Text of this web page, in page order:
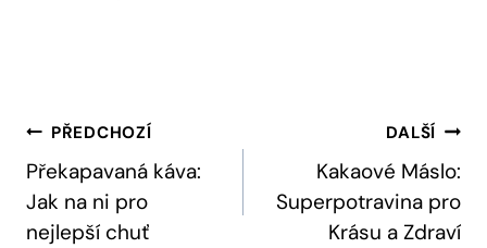
Navigace
Pro
Příspěvek
PŘEDCHOZÍ
Překapavaná káva:
Jak na ni pro
nejlepší chuť
DALŠÍ
Kakaové Máslo:
Superpotravina pro
Krásu a Zdraví